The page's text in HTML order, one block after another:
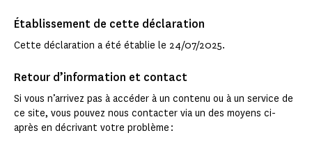
Établissement de cette déclaration
Cette déclaration a été établie le 24/07/2025.
Retour d’information et contact
Si vous n’arrivez pas à accéder à un contenu ou à un service de
ce site, vous pouvez nous contacter via un des moyens ci-
après en décrivant votre problème :